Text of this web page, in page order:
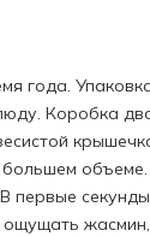
года.
Коробка
первые